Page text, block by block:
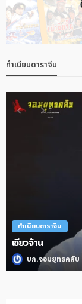
ทำเนียบดาราจีน
ทำเนียบดาราจีน
เซียวจ้าน
บก.จอมยุทธคลับ